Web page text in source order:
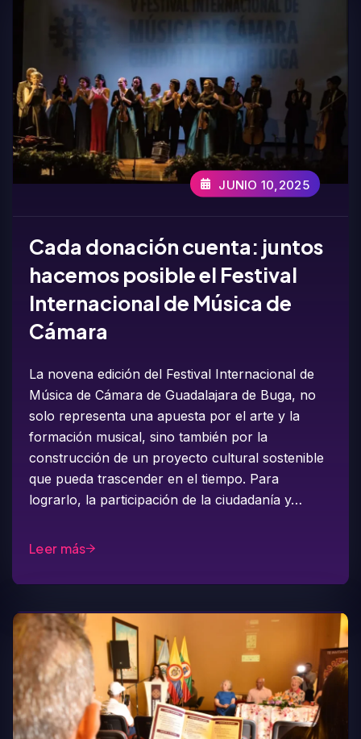
JUNIO 10,2025
Cada donación cuenta: juntos
hacemos posible el Festival
Internacional de Música de
Cámara
La novena edición del Festival Internacional de
Música de Cámara de Guadalajara de Buga, no
solo representa una apuesta por el arte y la
formación musical, sino también por la
construcción de un proyecto cultural sostenible
que pueda trascender en el tiempo. Para
lograrlo, la participación de la ciudadanía y…
Leer más